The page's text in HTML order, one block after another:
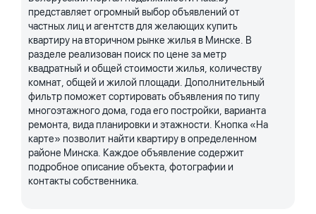
представляет огромный выбор объявлений от
частных лиц и агентств для желающих купить
квартиру на вторичном рынке жилья в Минске. В
разделе реализован поиск по цене за метр
квадратный и общей стоимости жилья, количеству
комнат, общей и жилой площади. Дополнительный
фильтр поможет сортировать объявления по типу
многоэтажного дома, года его постройки, варианта
ремонта, вида планировки и этажности. Кнопка «На
карте» позволит найти квартиру в определенном
районе Минска. Каждое объявление содержит
подробное описание объекта, фотографии и
контакты собственника.